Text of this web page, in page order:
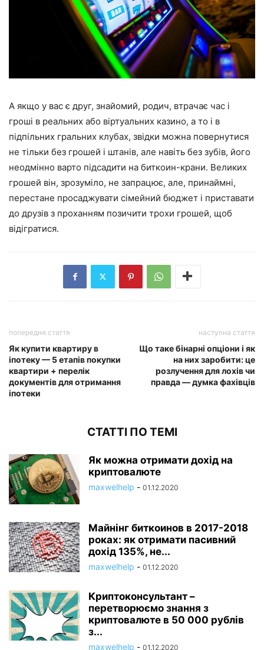
А якщо у вас є друг, знайомий, родич, втрачає час і
гроші в реальних або віртуальних казино, а то і в
підпільних гральних клубах, звідки можна повернутися
не тільки без грошей і штанів, але навіть без зубів, його
неодмінно варто підсадити на биткоин-крани. Великих
грошей він, зрозуміло, не запрацює, але, принаймні,
перестане просаджувати сімейний бюджет і приставати
до друзів з проханням позичити трохи грошей, щоб
відігратися.
попередня стаття
Як купити квартиру в
іпотеку — 5 етапів покупки
квартири + перелік
документів для отримання
іпотеки
наступна стаття
Що таке бінарні опціони і як
на них заробити: це
розлучення для лохів чи
правда — думка фахівців
СТАТТІ ПО ТЕМІ
Як можна отримати дохід на
криптовалюте
maxwelhelp - 01.12.2020
Майнінг биткоинов в 2017-2018
роках: як отримати пасивний
дохід 135%, не...
maxwelhelp - 01.12.2020
Криптоконсультант –
перетворюємо знання з
криптовалюте в 50 000 рублів
з...
maxwelhelp - 01.12.2020